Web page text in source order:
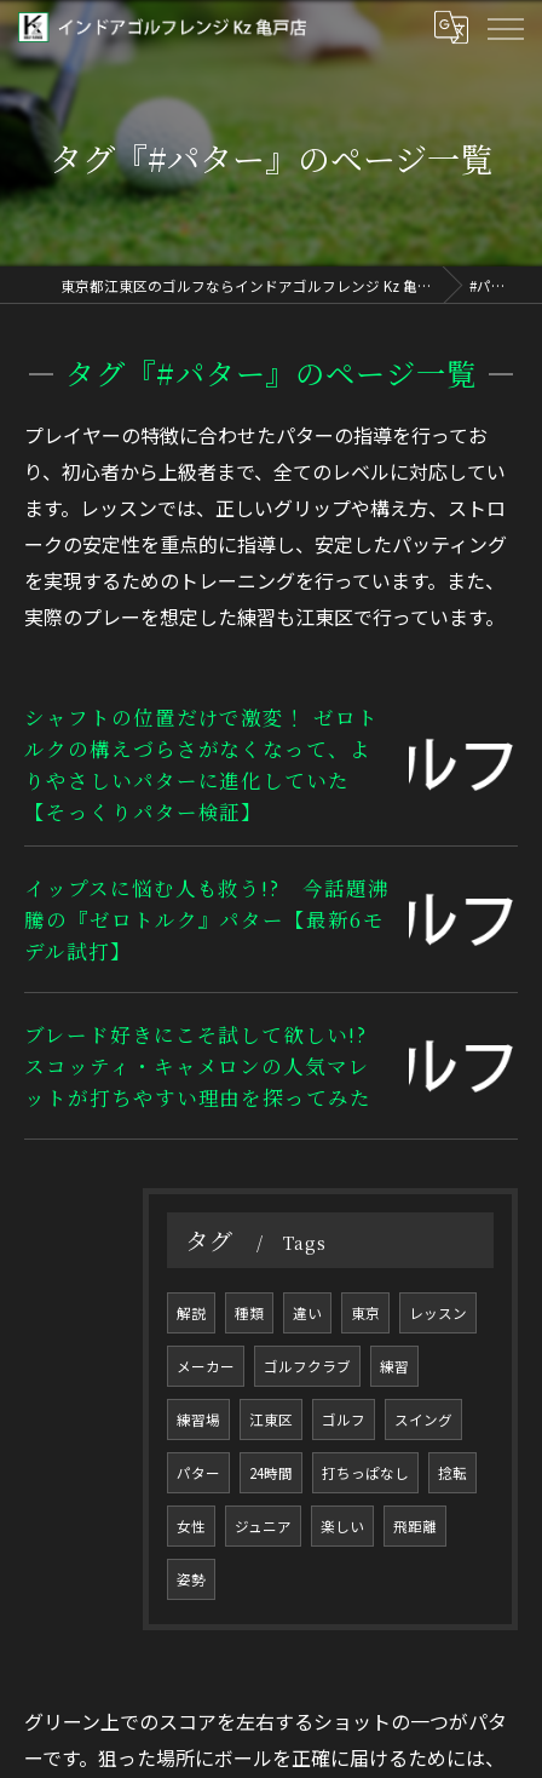
タグ『#パター』のページ一覧
東京都江東区のゴルフならインドアゴルフレンジ Kz 亀戸店 #パター
タグ『#パター』のページ一覧
プレイヤーの特徴に合わせたパターの指導を行ってお
り、初心者から上級者まで、全てのレベルに対応してい
ます。レッスンでは、正しいグリップや構え方、ストロ
ークの安定性を重点的に指導し、安定したパッティング
を実現するためのトレーニングを行っています。また、
実際のプレーを想定した練習も江東区で行っています。
シャフトの位置だけで激変！ ゼロト
ルクの構えづらさがなくなって、よ
りやさしいパターに進化していた
【そっくりパター検証】
イップスに悩む人も救う!? 今話題沸
騰の『ゼロトルク』パター【最新6モ
デル試打】
ブレード好きにこそ試して欲しい!?
スコッティ・キャメロンの人気マレ
ットが打ちやすい理由を探ってみた
タグ Tags
解説 種類 違い 東京 レッスン
メーカー ゴルフクラブ 練習
練習場 江東区 ゴルフ スイング
パター 24時間 打ちっぱなし 捻転
女性 ジュニア 楽しい 飛距離
姿勢
グリーン上でのスコアを左右するショットの一つがパタ
ーです。狙った場所にボールを正確に届けるためには、